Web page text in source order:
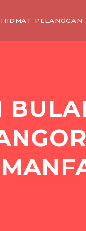
PELANGGAN